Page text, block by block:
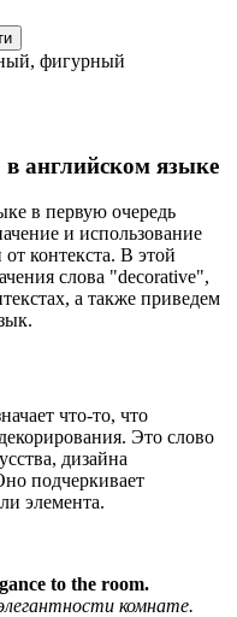
фигурный
английском языке
в первую очередь
и использование
контекста. В этой
слова "decorative",
а также приведем
что-то, что
Это слово
дизайна
подчеркивает
элемента.
to the room.
комнате.